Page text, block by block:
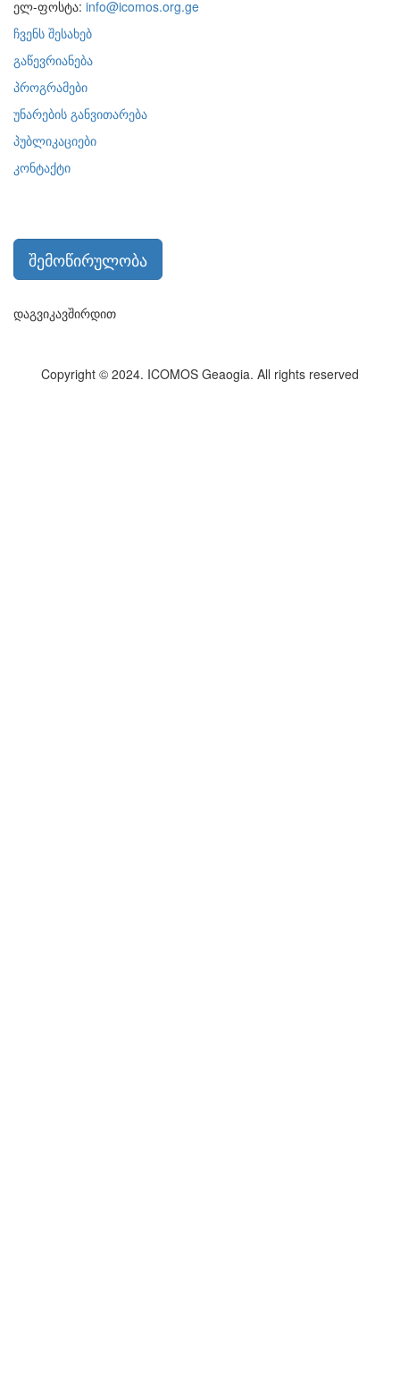
ელ-ფოსტა: info@icomos.org.ge
ჩვენს შესახებ
გაწევრიანება
პროგრამები
უნარების განვითარება
პუბლიკაციები
კონტაქტი
შემოწირულობა
დაგვიკავშირდით
Copyright © 2024. ICOMOS Geaogia. All rights reserved